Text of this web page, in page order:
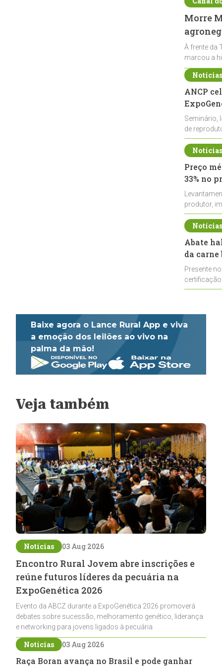
Morre
À frente da
marcou a
ANCP
Seminário,
de
durante a
Preço
33% no
produtor,
de leite cru
Abate
da
Presente
Baixe agora o Lance Rural App e viva
a emoção dos leilões ao vivo na
palma da mão!
Veja também
Notícias 03 Aug 2026
Encontro Rural Jovem abre inscrições e
reúne futuros líderes da pecuária na
ExpoGenética 2026
Evento da ABCZ durante a ExpoGenética 2026 promoverá
debates sobre sucessão, melhoramento genético, liderança
e networking para jovens ligados à pecuária
Notícias 03 Aug 2026
Raça Boran avança no Brasil e pode ganhar